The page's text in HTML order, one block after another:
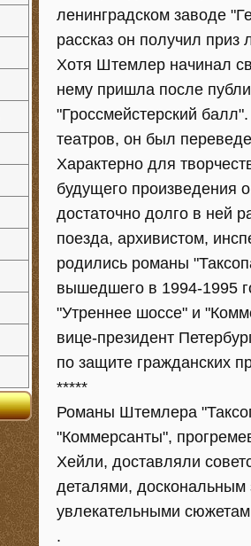
ленинградском заводе
рассказ он получил приз
Хотя Штемлер начинал
нему пришла после
"Гроссмейстерский
театров, он был
Характерно для
будущего произведения
достаточно долго в ней
поезда, архивистом,
родились романы
вышедшего в 1994-1995
"Утреннее шоссе" и
вице-президент
по защите гражданских
*****
Романы Штемлера
"Коммерсанты",
Хейли, доставляли
деталями,
увлекательными
.